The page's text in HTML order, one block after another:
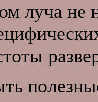
луча не